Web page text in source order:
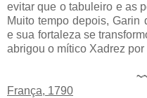
evitar que o tabuleiro e as
Muito tempo depois, Garin
e sua fortaleza se
abrigou o mítico Xadrez
França, 1790